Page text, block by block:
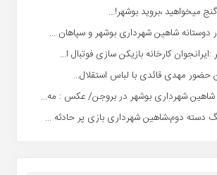
میخواهید ،بروید بوشهر!...
دوستانه شاهین شهردارى بوشهر و سپاهان ...
کارخانه بازیکن سازی فوتبال ا...
حضور مهدی قائدی با لباس استقلال...
شاهین شهرداری بوشهر در بروجن/ عکس : مه...
دسته دوم،شاهین شهرداری بازی پر حادثه ...